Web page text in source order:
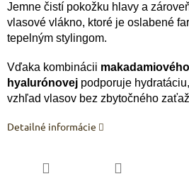
Jemne čistí pokožku hlavy a
vlasové vlákno, ktoré je oslabené
tepelným stylingom.
Vďaka kombinácii
hyalurónovej podporuje
vzhľad vlasov bez zbytočného
Detailné informácie